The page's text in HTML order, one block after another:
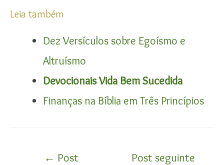
Leia também
Dez Versículos sobre Egoísmo e
Altruísmo
Devocionais Vida Bem Sucedida
Finanças na Bíblia em Três Princípios
Navegação
← Post
Post seguinte